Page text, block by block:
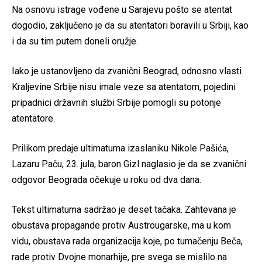
Na osnovu istrage vođene u Sarajevu pošto se atentat
dogodio, zaključeno je da su atentatori boravili u Srbiji, kao
i da su tim putem doneli oružje.
Iako je ustanovljeno da zvanični Beograd, odnosno vlasti
Kraljevine Srbije nisu imale veze sa atentatom, pojedini
pripadnici državnih službi Srbije pomogli su potonje
atentatore.
Prilikom predaje ultimatuma izaslaniku Nikole Pašića,
Lazaru Paču, 23. jula, baron Gizl naglasio je da se zvanični
odgovor Beograda očekuje u roku od dva dana.
Tekst ultimatuma sadržao je deset tačaka. Zahtevana je
obustava propagande protiv Austrougarske, ma u kom
vidu, obustava rada organizacija koje, po tumačenju Beča,
rade protiv Dvojne monarhije, pre svega se mislilo na